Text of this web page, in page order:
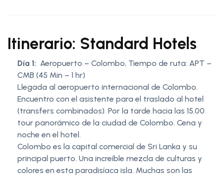
Itinerario: Standard Hotels
Día 1: Aeropuerto – Colombo, Tiempo de ruta: APT –
CMB (45 Min – 1 hr)
Llegada al aeropuerto internacional de Colombo.
Encuentro con el asistente para el traslado al hotel
(transfers combinados). Por la tarde hacia las 15.00
tour panorámico de la ciudad de Colombo. Cena y
noche en el hotel.
Colombo es la capital comercial de Sri Lanka y su
principal puerto. Una increíble mezcla de culturas y
colores en esta paradisíaca isla. Muchas son las